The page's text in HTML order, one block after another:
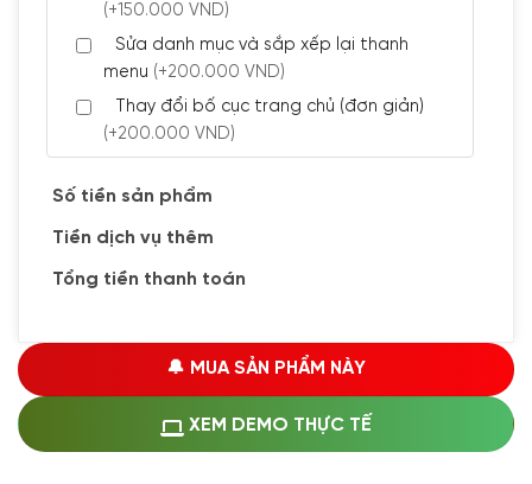
(+150.000 VND)
Sửa danh mục và sắp xếp lại thanh
menu (+200.000 VND)
Thay đổi bố cục trang chủ (đơn giản)
(+200.000 VND)
(+300.000 VND)
🔰 CÀI ĐẶT PLUGINS
Cài đặt plugin theo yêu cầu
Cài plugin xử lý thanh toán tự động qua
ngân hàng vietcombank, techcombank,
Zalopay, QR code...(+1.500.000 VND)
🔰 MUA KÈM DỊCH VỤ
Số tiền sản phẩm
Tiền dịch vụ thêm
Tổng tiền thanh toán
🔔 MUA SẢN PHẨM NÀY
XEM DEMO THỰC TẾ